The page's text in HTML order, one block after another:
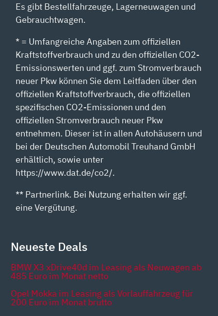
Es gibt Bestellfahrzeuge, Lagerneuwagen und
Gebrauchtwagen.
* = Umfangreiche Angaben zum offiziellen
Kraftstoffverbrauch und zu den offiziellen CO2-
Emissionswerten und ggf. zum Stromverbrauch
neuer Pkw können Sie dem Leitfaden über den
offiziellen Kraftstoffverbrauch, die offiziellen
spezifischen CO2-Emissionen und den
offiziellen Stromverbrauch neuer Pkw
entnehmen. Dieser ist in allen Autohäusern und
bei der Deutschen Automobil Treuhand GmbH
erhältlich, sowie unter
https://www.dat.de/co2/.
** Partnerlink. Bei Nutzung erhalten wir ggf.
eine Vergütung.
Neueste Deals
BMW X3 xDrive40d im Leasing als Neuwagen ab
485 Euro im Monat netto
Opel Mokka im Leasing als Vorlauffahrzeug für
200 Euro im Monat brutto